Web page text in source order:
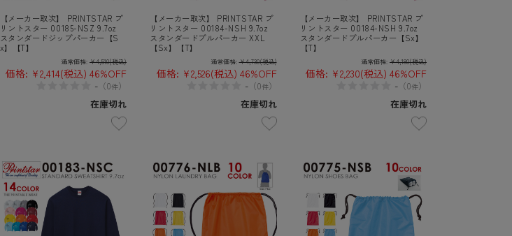
【メーカー取次】 PRINTSTAR プ
リントスター 00185-NSZ 9.7oz
スタンダードジップパーカー【S
x】【T】
通常価格: ¥4,510(税込)
価格: ¥2,414(税込) 46%OFF
- （0件）
在庫切れ
【メーカー取次】 PRINTSTAR プ
リントスター 00184-NSH 9.7oz
スタンダードプルパーカー XXL
【Sx】【T】
通常価格: ¥4,730(税込)
価格: ¥2,526(税込) 46%OFF
-（0件）
在庫切れ
【メーカー取次】 PRINTSTAR プ
リントスター 00184-NSH 9.7oz
スタンダードプルパーカー【Sx】
【T】
通常価格: ¥4,180(税込)
価格: ¥2,230(税込) 46%OFF
- （0件）
在庫切れ